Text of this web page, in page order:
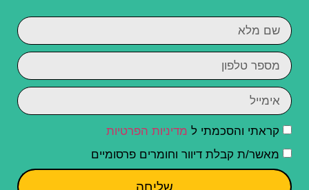
קראתי והסכמתי ל מדיניות הפרטיות
מאשר/ת קבלת דיוור וחומרים פרסומיים
שליחה